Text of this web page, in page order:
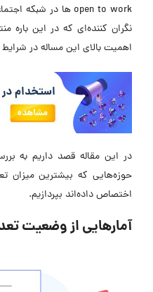
نگران کننده‌ای که در این
اهمیت بالای این مساله در
در این مقاله قصد داریم به
حوزه‌هایی که بیشترین میزان
اختصاص داده‌اند بپردازیم.
آمارهایی از وضعیت تعدیل